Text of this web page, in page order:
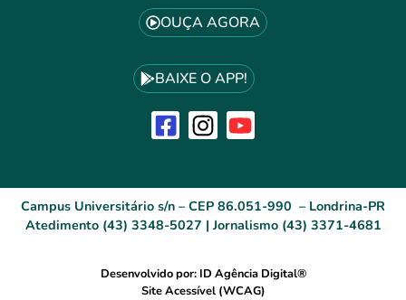
OUÇA AGORA
BAIXE O APP!
Campus Universitário s/n – CEP 86.051-990 – Londrina-PR
Atedimento (43) 3348-5027 | Jornalismo (43) 3371-4681
Desenvolvido por: ID Agência Digital®
Site Acessível (WCAG)